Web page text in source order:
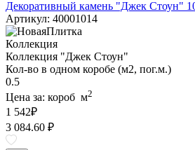
Декоративный камень "Джек Стоун"
Артикул: 40001014
Коллекция
Коллекция "Джек Стоун"
Кол-во в одном коробе (м2, пог.м.)
0.5
Цена за: короб м2
1 542₽
3 084.60 ₽